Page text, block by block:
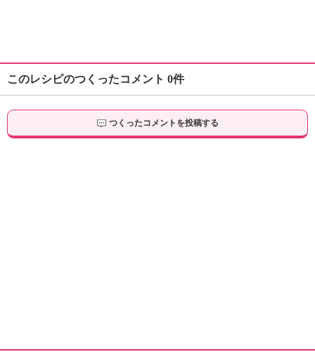
このレシピのつくったコメント 0件
つくったコメントを投稿する